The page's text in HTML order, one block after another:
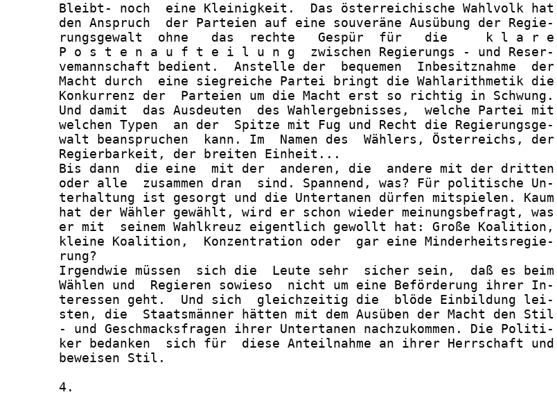
       Bleibt- noch  eine Kleinigkeit.  Das österreichische Wahlvolk hat
       den Anspruch  der Parteien auf eine souveräne Ausübung der Regie-
       rungsgewalt  ohne   das  rechte   Gespür  für   die     k l a r e
       P o s t e n a u f t e i l u n g  zwischen Regierungs - und Reser-
       vemannschaft bedient.  Anstelle der  bequemen  Inbesitznahme  der
       Macht durch  eine siegreiche Partei bringt die Wahlarithmetik die
       Konkurrenz der  Parteien um die Macht erst so richtig in Schwung.
       Und damit  das Ausdeuten  des Wahlergebnisses,  welche Partei mit
       welchen Typen  an der  Spitze mit Fug und Recht die Regierungsge-
       walt beanspruchen  kann. Im  Namen des  Wählers, Österreichs, der
       Regierbarkeit, der breiten Einheit...
       Bis dann  die eine  mit der  anderen, die  andere mit der dritten
       oder alle  zusammen dran  sind. Spannend, was? Für politische Un-
       terhaltung ist gesorgt und die Untertanen dürfen mitspielen. Kaum
       hat der Wähler gewählt, wird er schon wieder meinungsbefragt, was
       er mit  seinem Wahlkreuz eigentlich gewollt hat: Große Koalition,
       kleine Koalition,  Konzentration oder  gar eine Minderheitsregie-
       rung?
       Irgendwie müssen  sich die  Leute sehr  sicher sein,  daß es beim
       Wählen und  Regieren sowieso  nicht um eine Beförderung ihrer In-
       teressen geht.  Und sich  gleichzeitig die  blöde Einbildung lei-
       sten, die  Staatsmänner hätten mit dem Ausüben der Macht den Stil
       - und Geschmacksfragen ihrer Untertanen nachzukommen. Die Politi-
       ker bedanken  sich für  diese Anteilnahme an ihrer Herrschaft und
       beweisen Stil.
       4.